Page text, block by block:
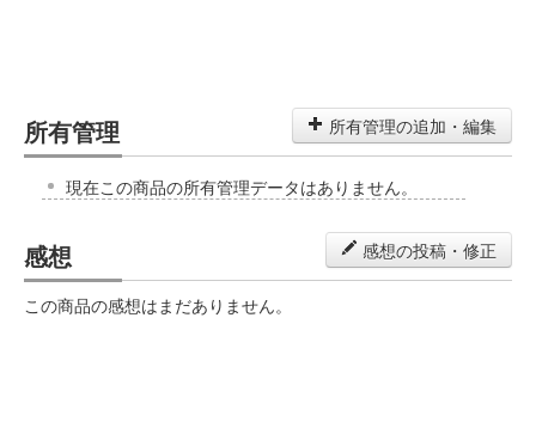
所有管理 所有管理の追加・編集
現在この商品の所有管理データはありません。
感想 感想の投稿・修正
この商品の感想はまだありません。